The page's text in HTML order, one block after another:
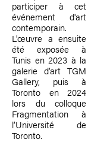
participer à cet
événement d'art
contemporain.
L'œuvre a ensuite
été exposée à
Tunis en 2023 à la
galerie d’art TGM
Gallery, puis à
Toronto en 2024
lors du colloque
Fragmentation à
l’Université de
Toronto.